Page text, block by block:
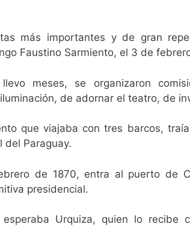
más importantes y de gran
Faustino Sarmiento, el 3 de
meses, se organizaron
de adornar el teatro, de
que viajaba con tres barcos,
del Paraguay.
de 1870, entra al puerto de
presidencial.
Urquiza, quien lo recibe